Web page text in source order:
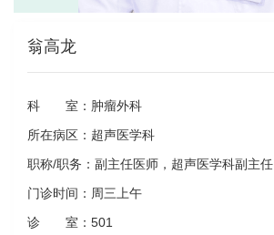
翁高龙
科 室： 肿瘤外科
所在病区： 超声医学科
职称/职务： 副主任医师，超声医学科副主任
门诊时间： 周三上午
诊 室： 501